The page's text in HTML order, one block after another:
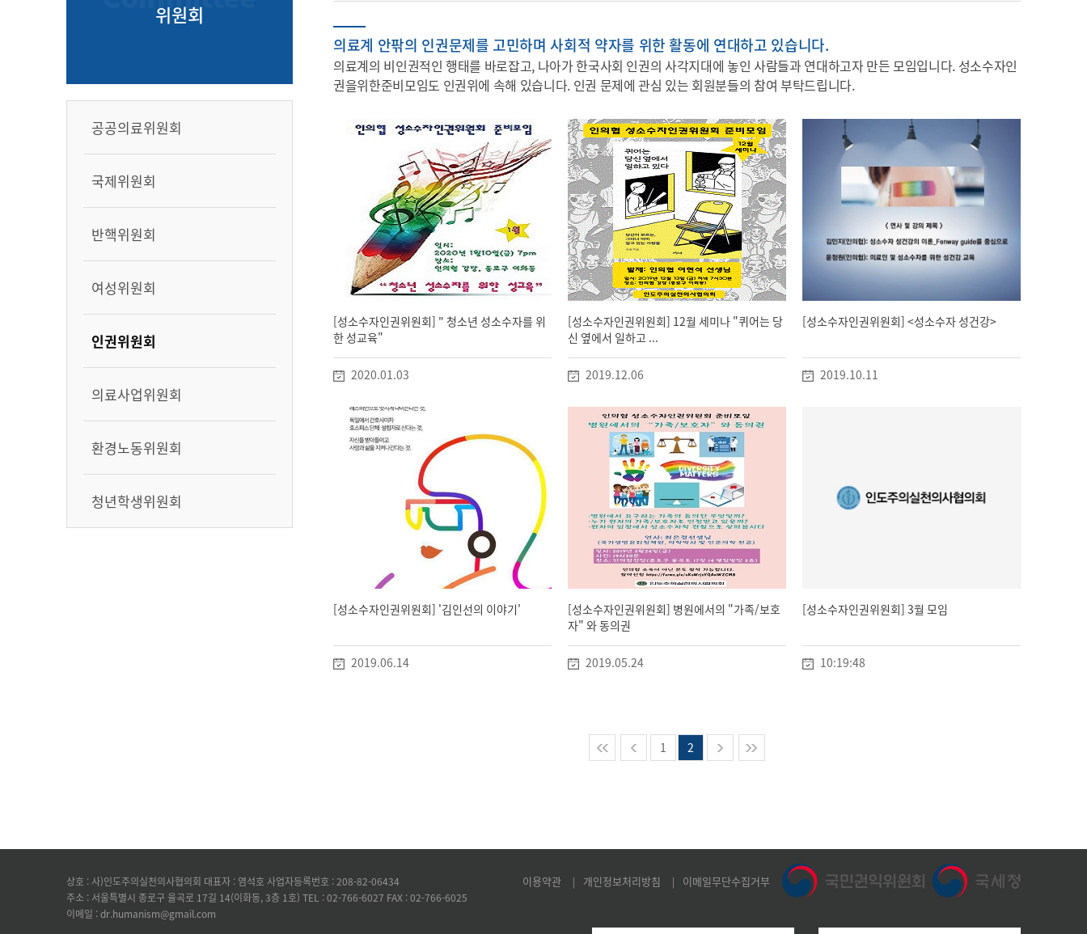
위원회
공공의료위원회
국제위원회
반핵위원회
여성위원회
인권위원회
의료사업위원회
환경노동위원회
청년학생위원회
의료계 안팎의 인권문제를 고민하며 사회적 약자를 위한 활동에 연대하고 있습니다.
의료계의 비인권적인 행태를 바로잡고, 나아가 한국사회 인권의 사각지대에 놓인 사람들과 연대하고자 만든 모임입니다. 성소수자인
권을위한준비모임도 인권위에 속해 있습니다. 인권 문제에 관심 있는 회원분들의 참여 부탁드립니다.
[성소수자인권위원회] " 청소년 성소수자를 위
한 성교육"
2020.01.03
[성소수자인권위원회] 12월 세미나 "퀴어는 당
신 옆에서 일하고 ...
2019.12.06
[성소수자인권위원회] <성소수자 성건강>
2019.10.11
[성소수자인권위원회] '김인선의 이야기'
2019.06.14
[성소수자인권위원회] 병원에서의 "가족/보호
자" 와 동의권
2019.05.24
[성소수자인권위원회] 3월 모임
10:19:48
1 2
이용약관 | 개인정보처리방침 | 이메일무단수집거부
상호 : 사)인도주의실천의사협의회 대표자 : 염석호 사업자등록번호 : 208-82-06434
주소 : 서울특별시 종로구 율곡로 17길 14(이화동, 3층 1호) TEL : 02-766-6027 FAX : 02-766-6025
이메일 : dr.humanism@gmail.com